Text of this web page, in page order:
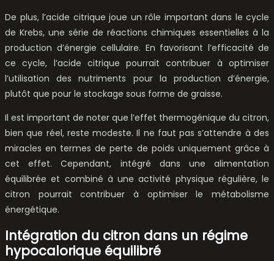
De plus, l’acide citrique joue un rôle important dans le cycle
de Krebs, une série de réactions chimiques essentielles à la
production d’énergie cellulaire. En favorisant l’efficacité de
ce cycle, l’acide citrique pourrait contribuer à optimiser
l’utilisation des nutriments pour la production d’énergie,
plutôt que pour le stockage sous forme de graisse.
Il est important de noter que l’effet thermogénique du citron,
bien que réel, reste modeste. Il ne faut pas s’attendre à des
miracles en termes de perte de poids uniquement grâce à
cet effet. Cependant, intégré dans une alimentation
équilibrée et combiné à une activité physique régulière, le
citron pourrait contribuer à optimiser le métabolisme
énergétique.
Intégration du citron dans un régime
hypocalorique équilibré